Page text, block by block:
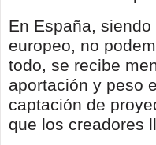
En España,
europeo, no
todo, se recibe
aportación y peso
captación de
que los creadores